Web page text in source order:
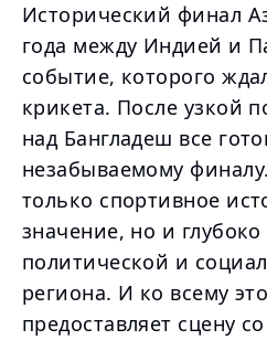
Исторический финал
года между Индией и
событие, которого
крикета. После узкой
над Бангладеш все
незабываемому
только спортивное
значение, но и
политической и
региона. И ко всему
предоставляет сцену